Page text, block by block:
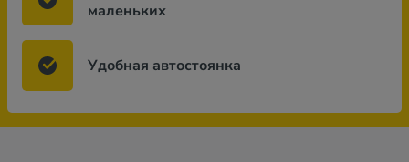
маленьких
Удобная автостоянка